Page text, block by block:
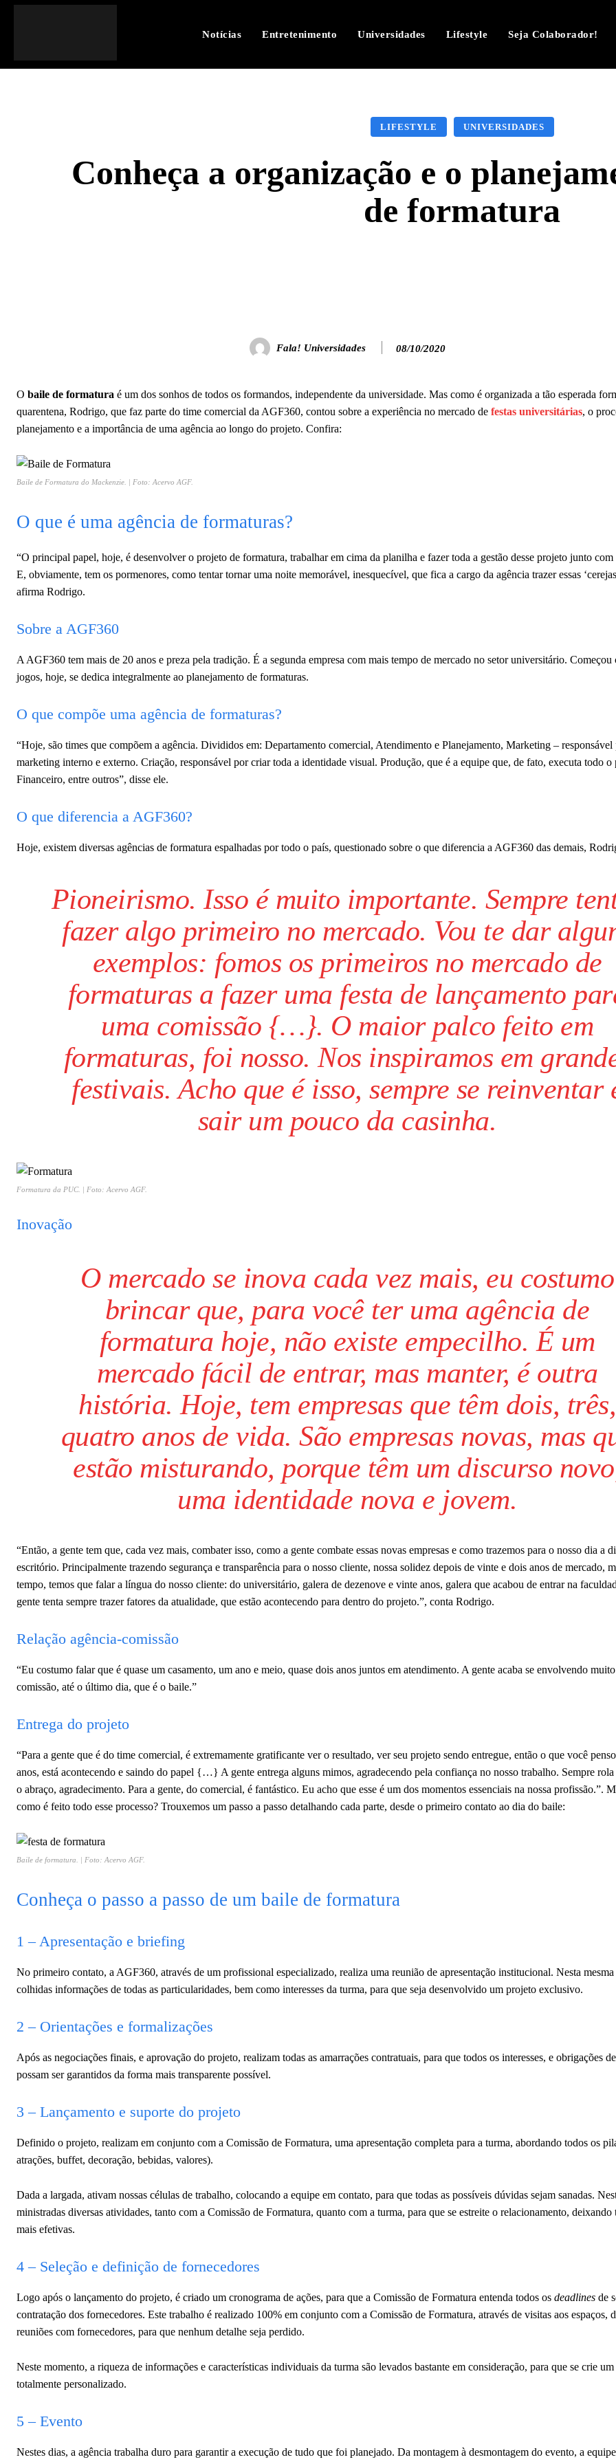
Notícias Entretenimento Universidades Lifestyle Seja Colaborador!
LIFESTYLE UNIVERSIDADES
Conheça a organização e o
de formatura
Fala! Universidades 08/10/2020
O baile de formatura é um dos sonhos de todos os formandos, independente da universidade. Mas como é organizada a tão esperada
quarentena, Rodrigo, que faz parte do time comercial da AGF360, contou sobre a experiência no mercado de festas universitárias, o
planejamento e a importância de uma agência ao longo do projeto. Confira:
Baile de Formatura do Mackenzie. | Foto: Acervo AGF.
O que é uma agência de formaturas?
“O principal papel, hoje, é desenvolver o projeto de formatura, trabalhar em cima da planilha e fazer toda a gestão desse projeto junto com
E, obviamente, tem os pormenores, como tentar tornar uma noite memorável, inesquecível, que fica a cargo da agência trazer essas
afirma Rodrigo.
Sobre a AGF360
A AGF360 tem mais de 20 anos e preza pela tradição. É a segunda empresa com mais tempo de mercado no setor universitário. Começou
jogos, hoje, se dedica integralmente ao planejamento de formaturas.
O que compõe uma agência de formaturas?
“Hoje, são times que compõem a agência. Divididos em: Departamento comercial, Atendimento e Planejamento, Marketing – responsável
marketing interno e externo. Criação, responsável por criar toda a identidade visual. Produção, que é a equipe que, de fato, executa todo o
Financeiro, entre outros”, disse ele.
O que diferencia a AGF360?
Hoje, existem diversas agências de formatura espalhadas por todo o país, questionado sobre o que diferencia a AGF360 das demais,
Pioneirismo. Isso é muito importante. Sempre
fazer algo primeiro no mercado. Vou te dar
exemplos: fomos os primeiros no mercado de
formaturas a fazer uma festa de lançamento
uma comissão {…}. O maior palco feito em
formaturas, foi nosso. Nos inspiramos em
festivais. Acho que é isso, sempre se reinventar
sair um pouco da casinha.
Formatura da PUC. | Foto: Acervo AGF.
Inovação
O mercado se inova cada vez mais, eu costumo
brincar que, para você ter uma agência de
formatura hoje, não existe empecilho. É um
mercado fácil de entrar, mas manter, é outra
história. Hoje, tem empresas que têm dois, três,
quatro anos de vida. São empresas novas, mas
estão misturando, porque têm um discurso
uma identidade nova e jovem.
“Então, a gente tem que, cada vez mais, combater isso, como a gente combate essas novas empresas e como trazemos para o nosso dia a
escritório. Principalmente trazendo segurança e transparência para o nosso cliente, nossa solidez depois de vinte e dois anos de mercado,
tempo, temos que falar a língua do nosso cliente: do universitário, galera de dezenove e vinte anos, galera que acabou de entrar na
gente tenta sempre trazer fatores da atualidade, que estão acontecendo para dentro do projeto.”, conta Rodrigo.
Relação agência-comissão
“Eu costumo falar que é quase um casamento, um ano e meio, quase dois anos juntos em atendimento. A gente acaba se envolvendo
comissão, até o último dia, que é o baile.”
Entrega do projeto
“Para a gente que é do time comercial, é extremamente gratificante ver o resultado, ver seu projeto sendo entregue, então o que você
anos, está acontecendo e saindo do papel {…} A gente entrega alguns mimos, agradecendo pela confiança no nosso trabalho. Sempre
o abraço, agradecimento. Para a gente, do comercial, é fantástico. Eu acho que esse é um dos momentos essenciais na nossa profissão.”.
como é feito todo esse processo? Trouxemos um passo a passo detalhando cada parte, desde o primeiro contato ao dia do baile:
Baile de formatura. | Foto: Acervo AGF.
Conheça o passo a passo de um baile de formatura
1 – Apresentação e briefing
No primeiro contato, a AGF360, através de um profissional especializado, realiza uma reunião de apresentação institucional. Nesta mesma
colhidas informações de todas as particularidades, bem como interesses da turma, para que seja desenvolvido um projeto exclusivo.
2 – Orientações e formalizações
Após as negociações finais, e aprovação do projeto, realizam todas as amarrações contratuais, para que todos os interesses, e obrigações
possam ser garantidos da forma mais transparente possível.
3 – Lançamento e suporte do projeto
Definido o projeto, realizam em conjunto com a Comissão de Formatura, uma apresentação completa para a turma, abordando todos os
atrações, buffet, decoração, bebidas, valores).
Dada a largada, ativam nossas células de trabalho, colocando a equipe em contato, para que todas as possíveis dúvidas sejam sanadas.
ministradas diversas atividades, tanto com a Comissão de Formatura, quanto com a turma, para que se estreite o relacionamento, deixando
mais efetivas.
4 – Seleção e definição de fornecedores
Logo após o lançamento do projeto, é criado um cronograma de ações, para que a Comissão de Formatura entenda todos os deadlines de
contratação dos fornecedores. Este trabalho é realizado 100% em conjunto com a Comissão de Formatura, através de visitas aos espaços,
reuniões com fornecedores, para que nenhum detalhe seja perdido.
Neste momento, a riqueza de informações e características individuais da turma são levados bastante em consideração, para que se crie
totalmente personalizado.
5 – Evento
Nestes dias, a agência trabalha duro para garantir a execução de tudo que foi planejado. Da montagem à desmontagem do evento, a